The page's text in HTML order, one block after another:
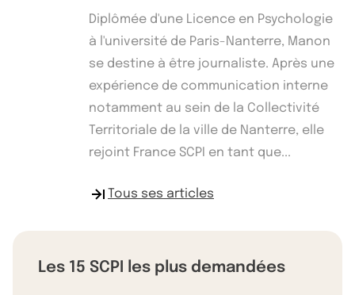
Diplômée d'une Licence en Psychologie
à l'université de Paris-Nanterre, Manon
se destine à être journaliste. Après une
expérience de communication interne
notamment au sein de la Collectivité
Territoriale de la ville de Nanterre, elle
rejoint France SCPI en tant que...
Tous ses articles
Les 15 SCPI les plus demandées